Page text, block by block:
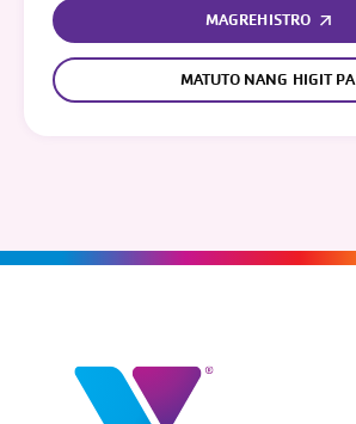
MAGREHISTRO
MATUTO NANG HIGIT PA